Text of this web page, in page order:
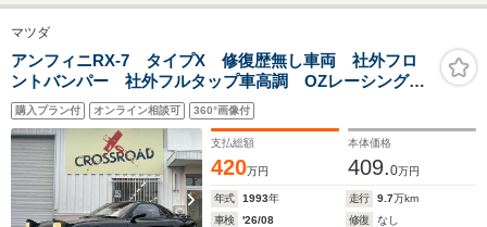
ンドスポットモニター
電動リアゲート 横滑
り防止装置
モニター ヘッドレス
ナビ・バックカメラ
20インチAW ETC キ
ーレス
マツダ
アンフィニRX-7 タイプX 修復歴無し車両 社外フロ
ントバンパー 社外フルタップ車高調 OZレーシング
ベラ 18インチアルミ 新品タイヤ装着 社外マフラ
ー 純正レザーシート
購入プラン付 オンライン相談可 360°画像付
支払総額
420万円
本体価格
409.0万円
年式 1993年 走行 9.7万km
車検
'26/08 修復
なし